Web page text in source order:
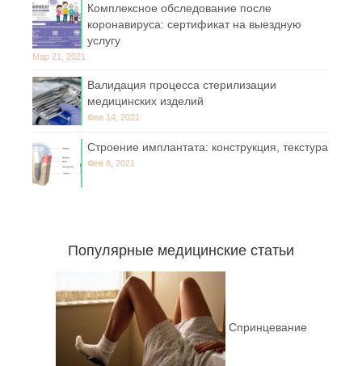
Комплексное обследование после
коронавируса: сертификат на выездную
услугу
Мар 21, 2021
Валидация процесса стерилизации
медицинских изделий
Фев 14, 2021
Строение имплантата: конструкция, текстура
Фев 8, 2021
Популярные медицинские статьи
Спринцевание